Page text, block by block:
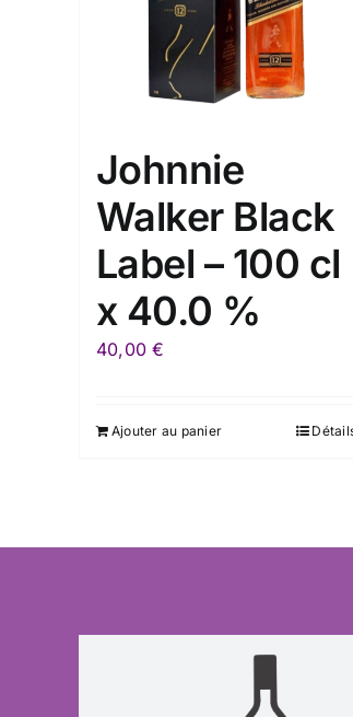
Johnnie
Walker Black
Label – 100 cl
x 40.0 %
40,00€
Ajouter au panier